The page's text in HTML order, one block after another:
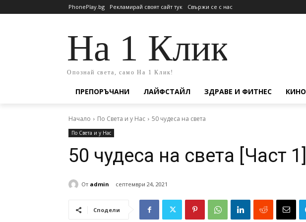
PhonePlay.bg Рекламирай своят сайт тук Свържи се с нас
На 1 Клик
Опознай света, само На 1 Клик!
ПРЕПОРЪЧАНИ ЛАЙФСТАЙЛ ЗДРАВЕ И ФИТНЕС КИНО
Начало По Света и у Нас 50 чудеса на света
По Света и у Нас
50 чудеса на света [Част 1]
От admin септември 24, 2021
Сподели